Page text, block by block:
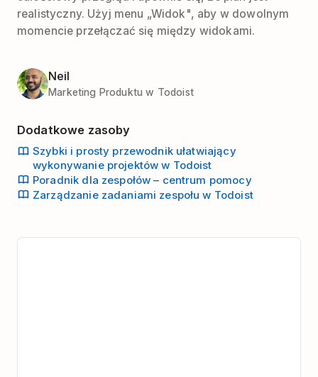
realistyczny. Użyj menu „Widok", aby w dowolnym
momencie przełączać się między widokami.
Neil
Marketing Produktu w Todoist
Dodatkowe zasoby
Szybki i prosty przewodnik ułatwiający
wykonywanie projektów w Todoist
Poradnik dla zespołów – centrum pomocy
Zarządzanie zadaniami zespołu w Todoist